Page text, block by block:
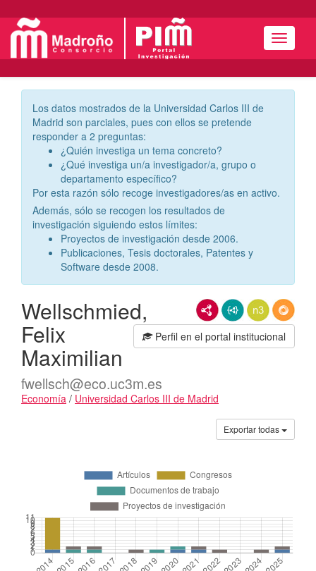
Menú
Los datos mostrados de la Universidad Carlos III de
Madrid son parciales, pues con ellos se pretende
responder a 2 preguntas:
¿Quién investiga un tema concreto?
¿Qué investiga un/a investigador/a, grupo o
departamento específico?
Por esta razón sólo recoge investigadores/as en activo.
Además, sólo se recogen los resultados de
investigación siguiendo estos límites:
Proyectos de investigación desde 2006.
Publicaciones, Tesis doctorales, Patentes y
Software desde 2008.
RDF/XMLJSON-LDN3/Turtle
Perfil en el portal institucional
Wellschmied,
Felix
Maximilian
fwellsch@eco.uc3m.es
Economía / Universidad Carlos III de Madrid
Exportar todas